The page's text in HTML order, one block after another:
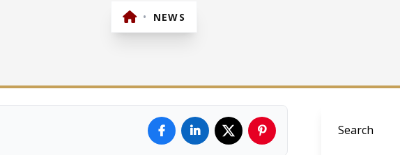
• NEWS
Search